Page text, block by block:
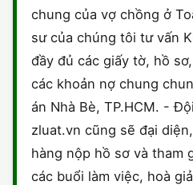
chung của vợ chồng ở
sư của chúng tôi tư vấn
đầy đủ các giấy tờ, hồ
các khoản nợ chung
án Nhà Bè, TP.HCM. -
zluat.vn cũng sẽ đại
hàng nộp hồ sơ và tham
các buổi làm việc, hoà